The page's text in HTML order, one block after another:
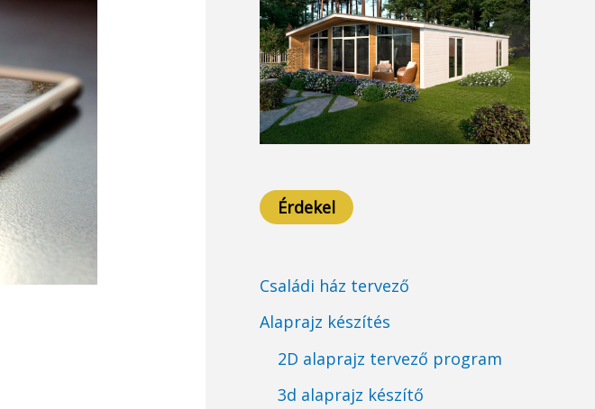
Érdekel
Családi ház tervező
Alaprajz készítés
2D alaprajz tervező program
3d alaprajz készítő